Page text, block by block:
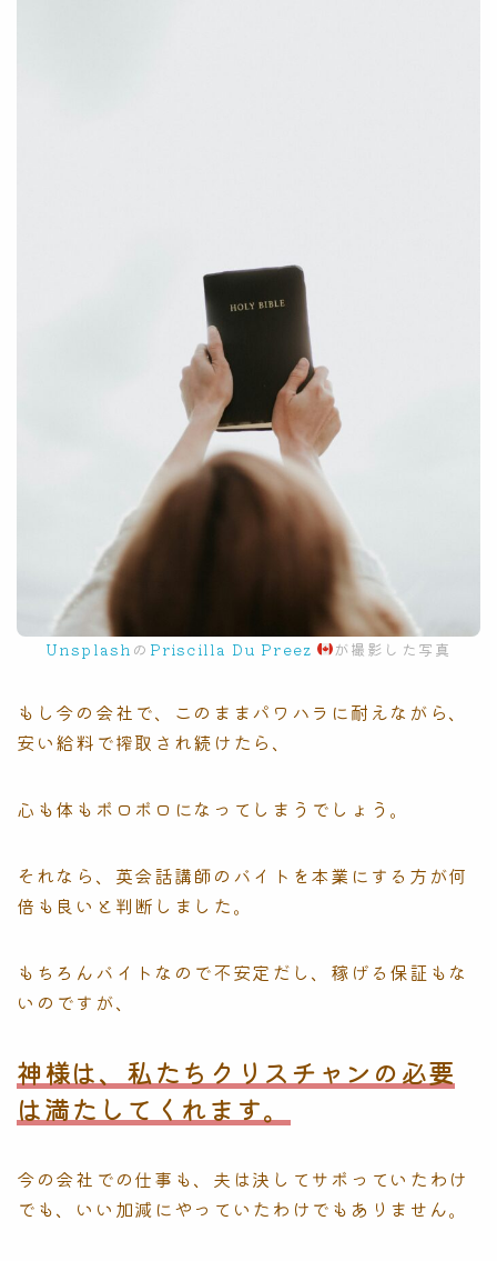
Unsplash の Priscilla Du Preez が撮影した写真
もし今の会社で、このままパワハラに耐えながら、
安い給料で搾取され続けたら、
心も体もボロボロになってしまうでしょう。
それなら、英会話講師のバイトを本業にする方が何
倍も良いと判断しました。
もちろんバイトなので不安定だし、稼げる保証もな
いのですが、
神様は、私たちクリスチャンの必要
は満たしてくれます。
今の会社での仕事も、夫は決してサボっていたわけ
でも、いい加減にやっていたわけでもありません。